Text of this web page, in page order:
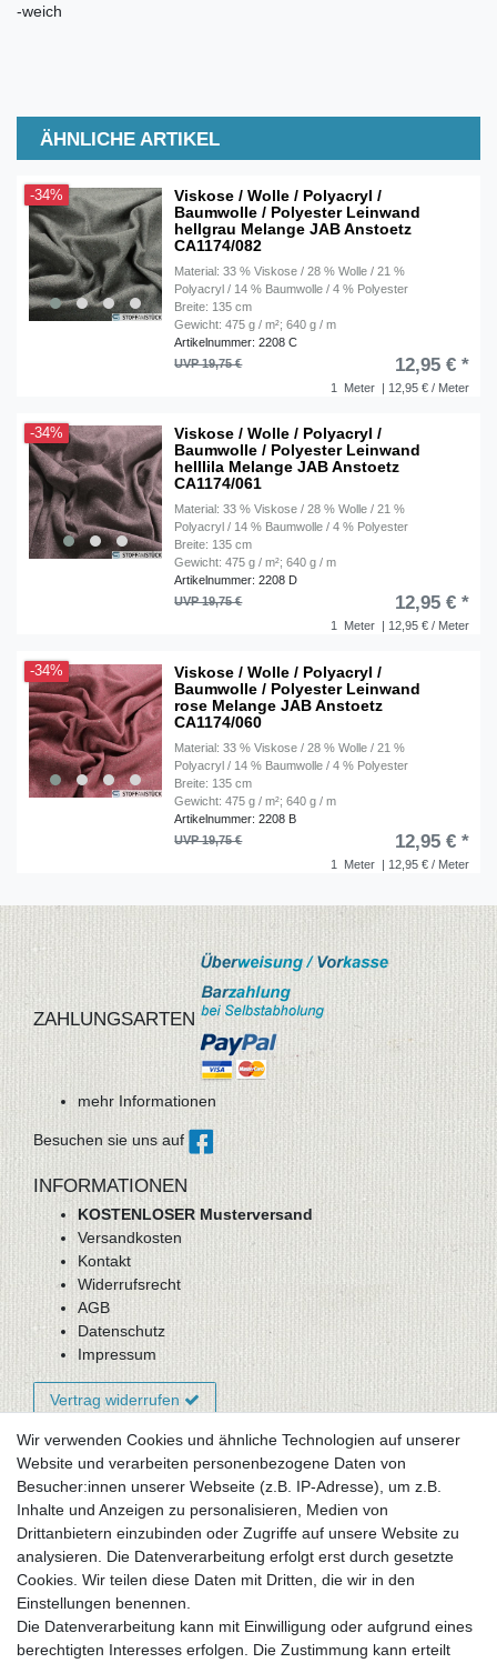
-weich
ÄHNLICHE ARTIKEL
-34%
Viskose / Wolle / Polyacryl /
Baumwolle / Polyester Leinwand
hellgrau Melange JAB Anstoetz
CA1174/082
Material: 33 % Viskose / 28 % Wolle / 21 %
Polyacryl / 14 % Baumwolle / 4 % Polyester
Breite: 135 cm
Gewicht: 475 g / m²; 640 g / m
Artikelnummer: 2208 C
1 Meter | 12,95 € / Meter
UVP 19,75 € 12,95 € *
-34%
Viskose / Wolle / Polyacryl /
Baumwolle / Polyester Leinwand
helllila Melange JAB Anstoetz
CA1174/061
Material: 33 % Viskose / 28 % Wolle / 21 %
Polyacryl / 14 % Baumwolle / 4 % Polyester
Breite: 135 cm
Gewicht: 475 g / m²; 640 g / m
Artikelnummer: 2208 D
1 Meter | 12,95 € / Meter
UVP 19,75 € 12,95 € *
-34%
Viskose / Wolle / Polyacryl /
Baumwolle / Polyester Leinwand
rose Melange JAB Anstoetz
CA1174/060
Material: 33 % Viskose / 28 % Wolle / 21 %
Polyacryl / 14 % Baumwolle / 4 % Polyester
Breite: 135 cm
Gewicht: 475 g / m²; 640 g / m
Artikelnummer: 2208 B
1 Meter | 12,95 € / Meter
UVP 19,75 € 12,95 € *
ZAHLUNGSARTEN
mehr Informationen
Besuchen sie uns auf
INFORMATIONEN
KOSTENLOSER Musterversand
Versandkosten
Kontakt
Widerrufsrecht
AGB
Datenschutz
Impressum
Vertrag widerrufen
Newsletter-Anmeldung
FAQ / Fragen
Mein Warenkorb
Mein Merkzettel
Mein Konto
UNSER LADENGESCHÄFT
Gottlieb-Daimler-Str. 10
Wir verwenden Cookies und ähnliche Technologien auf unserer
Website und verarbeiten personenbezogene Daten von
Besucher:innen unserer Webseite (z.B. IP-Adresse), um z.B.
Inhalte und Anzeigen zu personalisieren, Medien von
Drittanbietern einzubinden oder Zugriffe auf unsere Website zu
analysieren. Die Datenverarbeitung erfolgt erst durch gesetzte
Cookies. Wir teilen diese Daten mit Dritten, die wir in den
Einstellungen benennen.
Die Datenverarbeitung kann mit Einwilligung oder aufgrund eines
berechtigten Interesses erfolgen. Die Zustimmung kann erteilt